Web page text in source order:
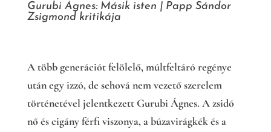
Gurubi Ágnes: Másik isten | Papp Sándor
Zsigmond kritikája
A több generációt felölelő, múltfeltáró regénye
után egy izzó, de sehová nem vezető szerelem
történetével jelentkezett Gurubi Ágnes. A zsidó
nő és cigány férfi viszonya, a búzavirágkék és a